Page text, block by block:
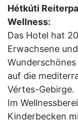
Hétkúti
Wellness:
Das Hotel hat
Erwachsene
auf die
Vértes-Gebirge.
Im
Kinderbecken